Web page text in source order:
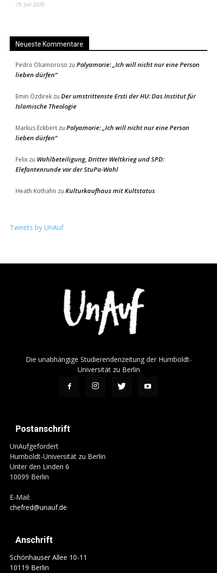
29. Juli 2026
Neueste Kommentare
Pedro Oliamoroso zu Polyamorie: „Ich will nicht nur eine Person
lieben dürfen“
Emin Özdirek zu Der umstrittenste Ersti der HU: Das Institut für
Islamische Theologie
Markus Eckbert zu Polyamorie: „Ich will nicht nur eine Person
lieben dürfen“
Felix zu Wahlbeteiligung, Dritter Weltkrieg und SPD:
Elefantenrunde vor der StuPa-Wahl
Heath Kothahn zu Kulturkaufhaus mit Kultstatus
Tweets by UnAuf
Die unabhängige Studierendenzeitung der Humboldt-
Universität zu Berlin
Postanschrift
UnAufgefordert
Humboldt-Universität zu Berlin
Unter den Linden 6
10099 Berlin
E-Mail:
chefred@unauf.de
Anschrift
Schönhauser Allee 10-11
10119 Berlin